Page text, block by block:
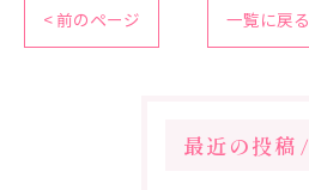
< 前のページ 一覧に戻る
最近の投稿